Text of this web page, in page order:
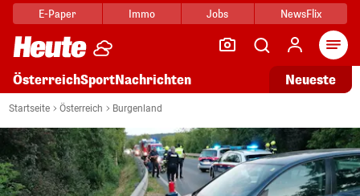
E-Paper Immo Jobs NewsFlix
ÖsterreichSportNachrichten Neueste
Startseite Österreich Burgenland